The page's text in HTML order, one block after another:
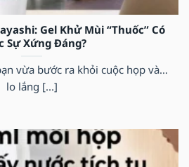
Gel Khử Mùi “Thuốc” Có
Sự Xứng Đáng?
vừa bước ra khỏi cuộc họp và…
lo lắng [...]